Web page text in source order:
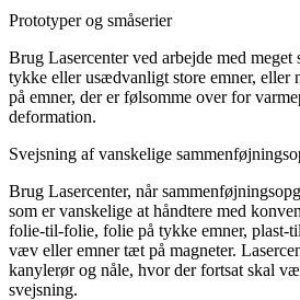
Prototyper og småserier
Brug Lasercenter ved arbejde med meget
tykke eller usædvanligt store emner, eller
på emner, der er følsomme over for
deformation.
Svejsning af vanskelige
Brug Lasercenter, når
som er vanskelige at håndtere med
folie-til-folie, folie på tykke emner, plast-
væv eller emner tæt på magneter.
kanylerør og nåle, hvor der fortsat skal
svejsning.